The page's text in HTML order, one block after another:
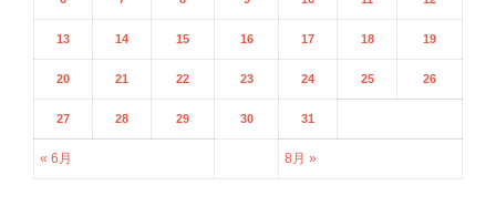
« 6月 8月 »
13 14 15 16 17 18 19
20 21 22 23 24 25 26
27 28 29 30 31